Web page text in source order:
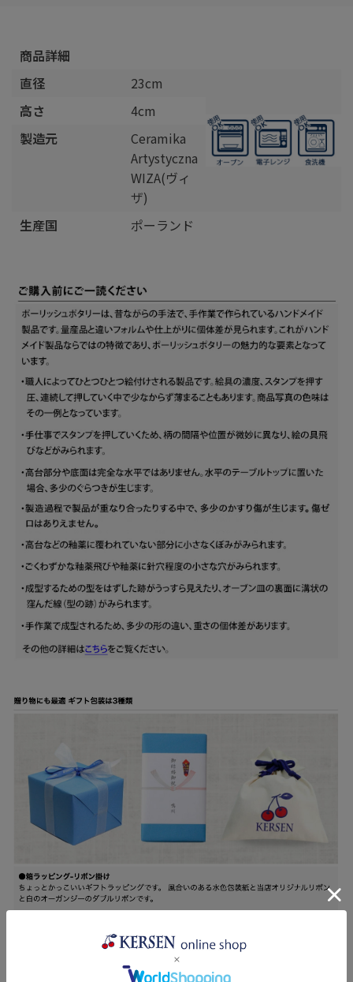
商品詳細
直径
23cm
高さ
4cm
製造元
Ceramika
Artystyczna
WIZA(ヴィ
ザ)
生産国
ポーランド